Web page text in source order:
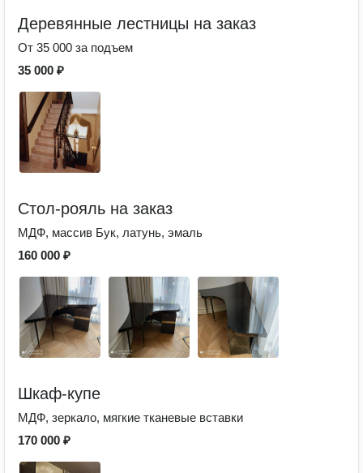
Деревянные лестницы на заказ
От 35 000 за подъем
35 000 ₽
Стол-рояль на заказ
МДФ, массив Бук, латунь, эмаль
160 000 ₽
Шкаф-купе
МДФ, зеркало, мягкие тканевые вставки
170 000 ₽